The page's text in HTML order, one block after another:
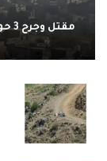
مقتل وجرح 3 حوثيين في اشتباكات غرب تعز